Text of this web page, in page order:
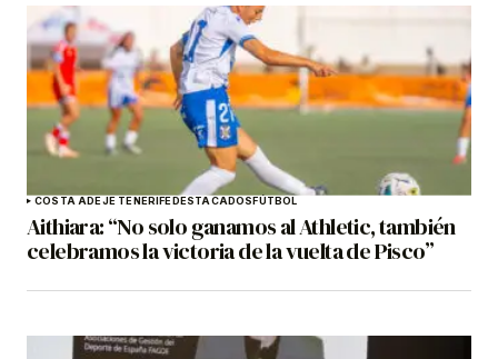
COSTA ADEJE TENERIFEDESTACADOSFÚTBOL
Aithiara: “No solo ganamos al Athletic, también
celebramos la victoria de la vuelta de Pisco”